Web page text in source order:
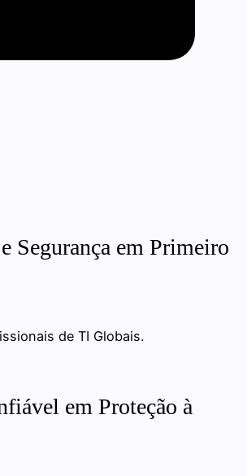
Segurança em Primeiro
de TI Globais.
em Proteção à